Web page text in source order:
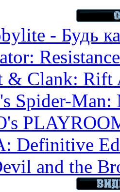
- Будь
& Clank: Rift
Spider-Man:
Definitive
and the